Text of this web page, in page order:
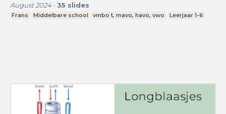
August 2024- 35 slides
Frans Middelbare school vmbo t, mavo, havo, vwo Leerjaar 1-6